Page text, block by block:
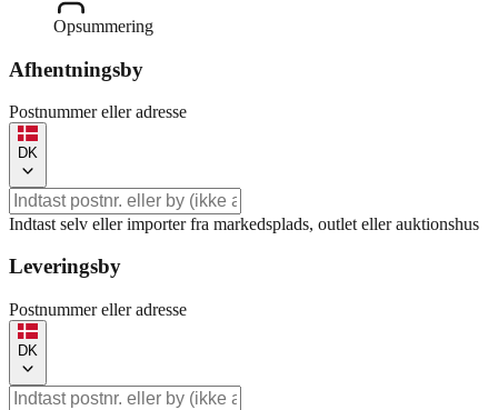
Opsummering
Afhentningsby
Postnummer eller adresse
DK
Indtast selv eller importer fra markedsplads, outlet eller auktionshus
Leveringsby
Postnummer eller adresse
DK